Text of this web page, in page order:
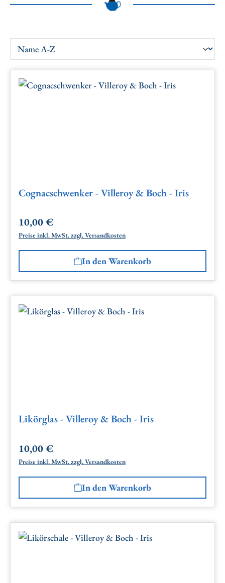
Cognacschwenker - Villeroy & Boch - Iris
Regulärer Preis:
10,00 €
Preise inkl. MwSt. zzgl. Versandkosten
In den Warenkorb
Likörglas - Villeroy & Boch - Iris
Regulärer Preis:
10,00 €
Preise inkl. MwSt. zzgl. Versandkosten
In den Warenkorb